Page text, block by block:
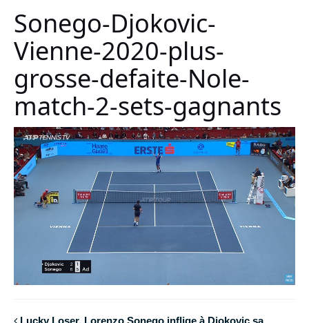
Sonego-Djokovic-
Vienne-2020-plus-
grosse-defaite-Nole-
match-2-sets-gagnants